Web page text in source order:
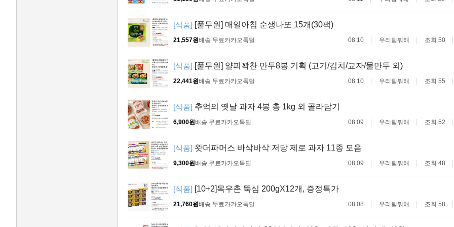
[식품] [풀무원] 매일아침 순생나또 15개(30팩)
21,557원배송 무료 카카오톡딜 08:10 우리팀뭐해 조회 50
[식품] [풀무원] 얄피꽉찬 만두8봉 기획 (고기/김치/교자/물만두 외)
22,441원배송 무료 카카오톡딜 08:10 우리팀뭐해 조회 55
[식품] 추억의 옛날 과자 4봉 총 1kg 외 골라담기
6,900원배송 무료 카카오톡딜 08:09 우리팀뭐해 조회 52
[식품] 왓더파머스 바삭바삭 저당 제로 과자 11종 모음
9,300원배송 무료 카카오톡딜 08:09 우리팀뭐해 조회 48
[식품] [10+2]목우촌 뚝심 200gX12개, 증정특가
21,760원배송 무료 카카오톡딜 08:08 우리팀뭐해 조회 58